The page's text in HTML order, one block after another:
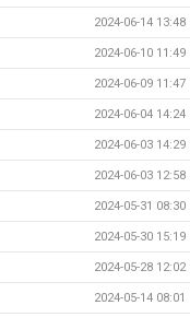
2024-06-14 13:48
2024-06-10 11:49
2024-06-09 11:47
2024-06-04 14:24
2024-06-03 14:29
2024-06-03 12:58
2024-05-31 08:30
2024-05-30 15:19
2024-05-28 12:02
2024-05-14 08:01